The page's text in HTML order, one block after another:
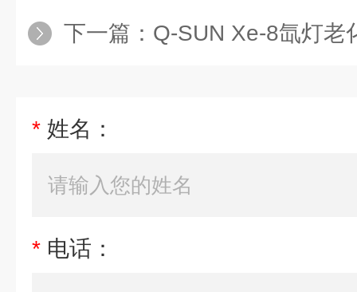
下一篇： Q-SUN Xe-8氙灯老化
* 姓名：
* 电话：